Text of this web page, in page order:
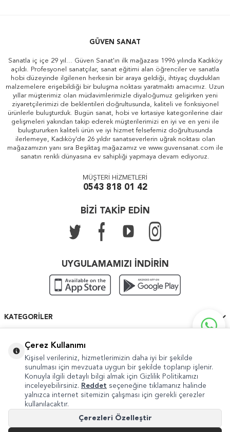
GÜVEN SANAT
Sanatla iç içe 29 yıl... Güven Sanat'ın ilk mağazası 1996 yılında Kadıköy
açıldı. Profesyonel sanatçılar, sanat eğitimi alan öğrenciler ve sanatla
hobi düzeyinde ilgilenen herkesin bir araya geldiği, ihtiyaç duydukları
malzemelere erişebildiği bir buluşma noktası yaratmaktı amacımız. Uzun
yıllar müşterimiz olan müdavimlerimizle diyaloğumuz gelişirken yeni
ziyaretçilerimizi de beklentileri doğrultusunda, kaliteli ve fonksiyonel
ürünlerle buluşturduk. Bugün sanat, hobi ve kırtasiye kategorilerine dair
gelişmeleri yakından takip ederek müşterilerimizi en iyi ve en yeni ile
buluştururken kaliteli ürün ve iyi hizmet felsefemiz doğrultusunda
ilerlemeye, Kadıköy'de 26 yıldır sanatseverlerin uğrak noktası olan
mağazamızın yanı sıra Beşiktaş mağazamız ve www.guvensanat.com ile
sanatın renkli dünyasına ev sahipliği yapmaya devam ediyoruz.
MÜŞTERİ HİZMETLERİ
0543 818 01 42
BİZİ TAKİP EDİN
UYGULAMAMIZI İNDİRİN
KATEGORILER
HIZLI ERIŞIM
Copyright © 2022 Güven Sanat
Çerez Kullanımı
Kişisel verileriniz, hizmetlerimizin daha iyi bir şekilde
sunulması için mevzuata uygun bir şekilde toplanıp işlenir.
Konuyla ilgili detaylı bilgi almak için Gizlilik Politikamızı
inceleyebilirsiniz. Reddet seçeneğine tıklamanız halinde
yalnızca internet sitemizin çalışması için gerekli çerezler
kullanılacaktır.
Çerezleri Özelleştir